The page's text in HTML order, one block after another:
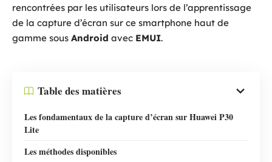
rencontrées par les utilisateurs lors de l’apprentissage
de la capture d’écran sur ce smartphone haut de
gamme sous Android avec EMUI.
Table des matières
Les fondamentaux de la capture d’écran sur Huawei P30
Lite
Les méthodes disponibles